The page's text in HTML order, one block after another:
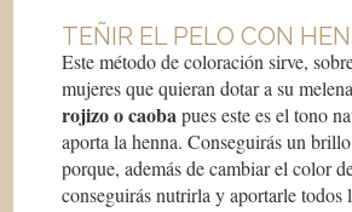
TEÑIR EL PELO CON
Este método de coloración sirve,
mujeres que quieran dotar a su
rojizo o caobapues este es el tono
aporta la henna. Conseguirás un
porque, además de cambiar el color
conseguirás nutrirla y aportarle todos